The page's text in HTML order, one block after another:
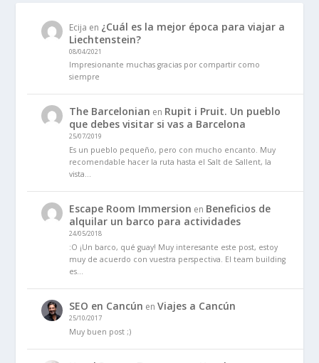
Ecija en ¿Cuál es la mejor época para viajar a
Liechtenstein?
08/04/2021
Impresionante muchas gracias por compartir como
siempre
The Barcelonian en Rupit i Pruit. Un pueblo
que debes visitar si vas a Barcelona
25/07/2019
Es un pueblo pequeño, pero con mucho encanto. Muy
recomendable hacer la ruta hasta el Salt de Sallent, la
vista…
Escape Room Immersion en Beneficios de
alquilar un barco para actividades
24/05/2018
:O ¡Un barco, qué guay! Muy interesante este post, estoy
muy de acuerdo con vuestra perspectiva. El team building
es…
SEO en Cancún enViajes a Cancún
25/10/2017
Muy buen post ;)